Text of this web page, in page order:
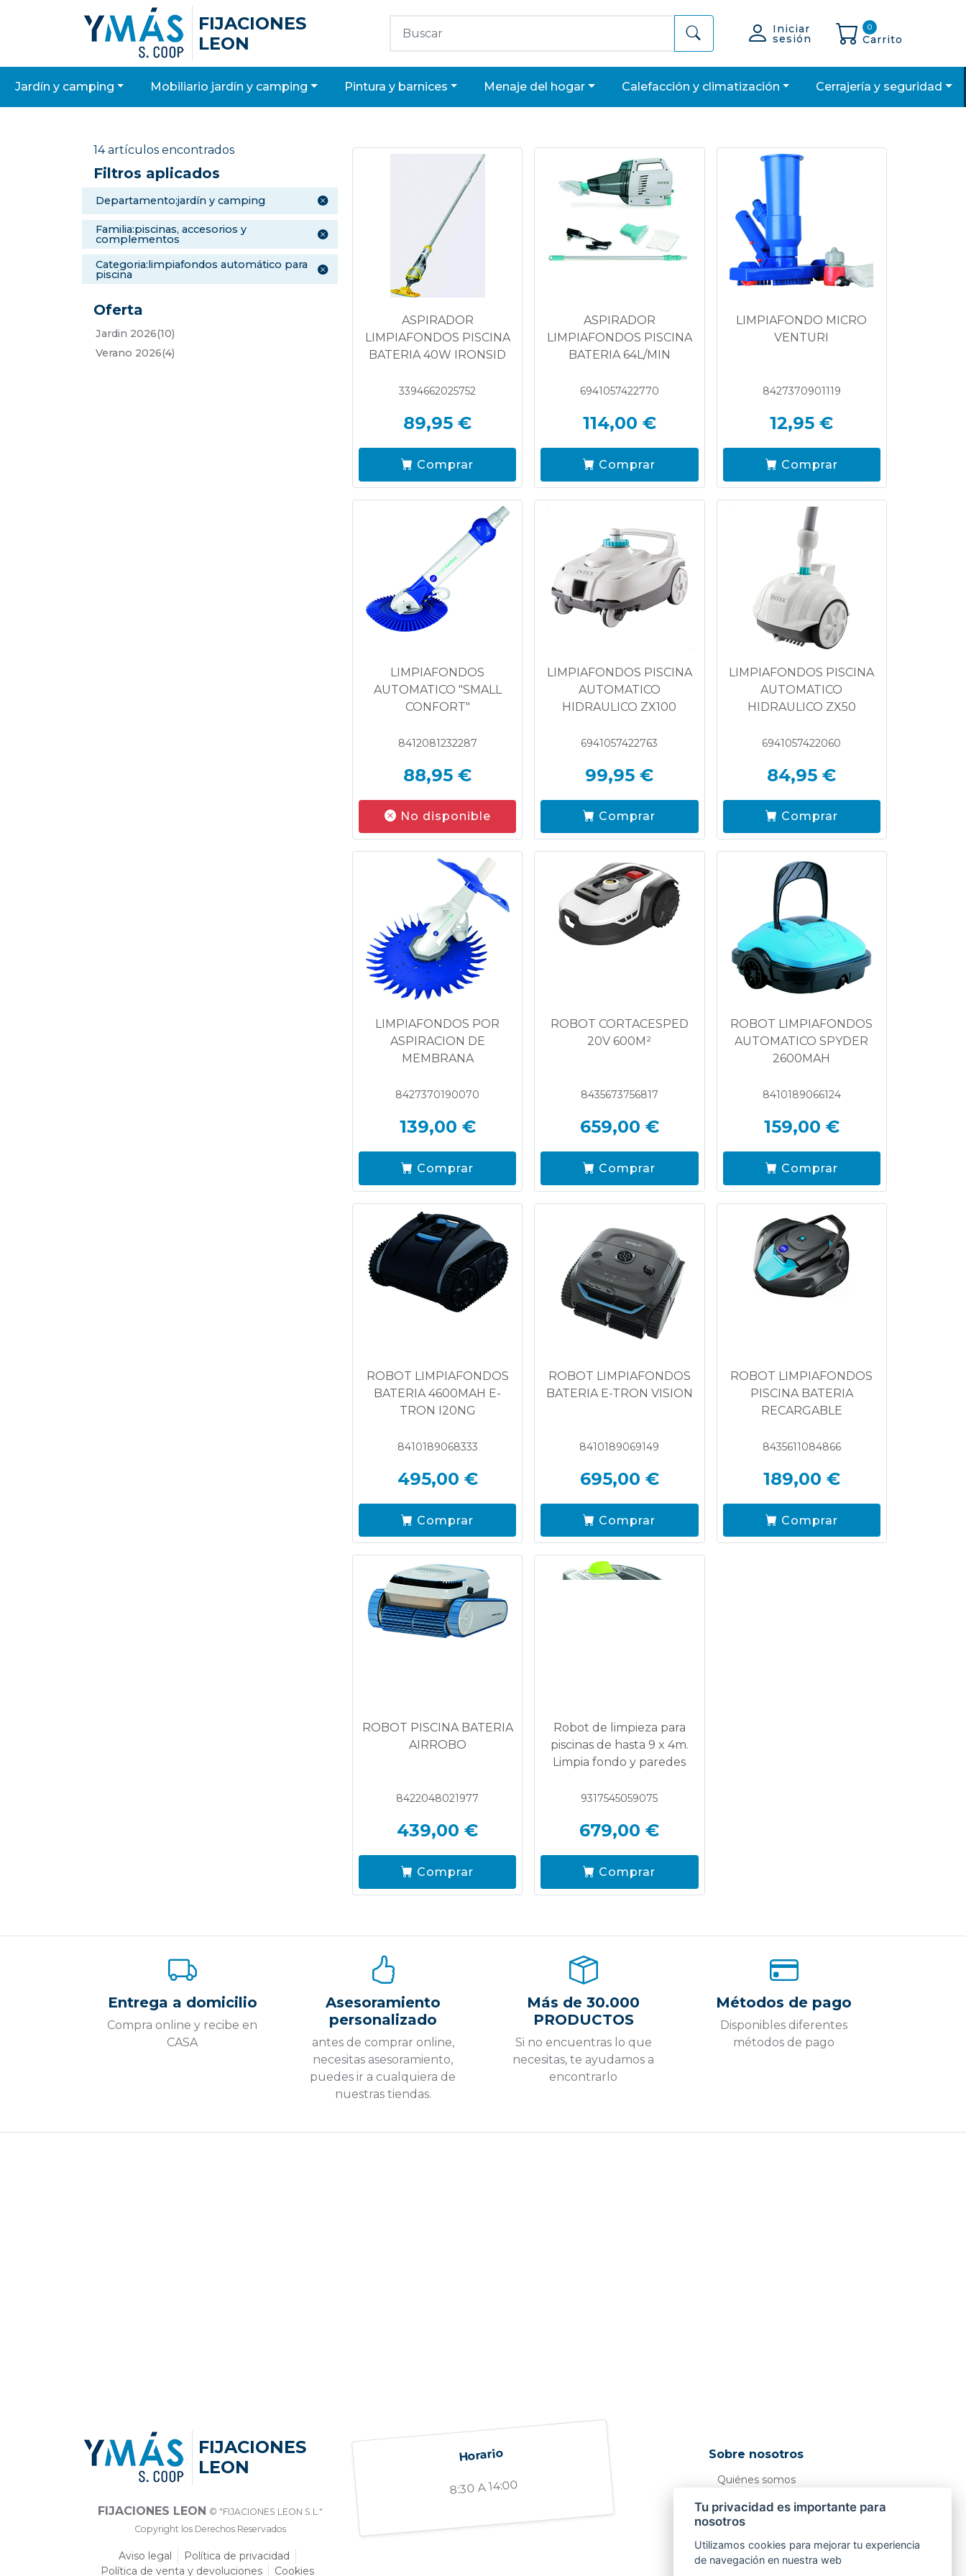
FIJACIONES
LEON
Iniciar
sesión
0
Carrito
jardín y camping mobiliario jardín y camping pintura y barnices menaje del hogar calefacción y climatización cerrajería y seguridad
14 artículos encontrados
Filtros aplicados
departamento:jardín y camping
familia:piscinas, accesorios y
complementos
categoria:limpiafondos automático para
piscina
Oferta
jardin 2026(10)
verano 2026(4)
ASPIRADOR
LIMPIAFONDOS PISCINA
BATERIA 40W IRONSID
3394662025752
89,95 €
Comprar
ASPIRADOR
LIMPIAFONDOS PISCINA
BATERIA 64L/MIN
6941057422770
114,00 €
Comprar
LIMPIAFONDO MICRO
VENTURI
8427370901119
12,95 €
Comprar
LIMPIAFONDOS
AUTOMATICO "SMALL
CONFORT"
8412081232287
88,95 €
No disponible
LIMPIAFONDOS PISCINA
AUTOMATICO
HIDRAULICO ZX100
6941057422763
99,95 €
Comprar
LIMPIAFONDOS PISCINA
AUTOMATICO
HIDRAULICO ZX50
6941057422060
84,95 €
Comprar
LIMPIAFONDOS POR
ASPIRACION DE
MEMBRANA
8427370190070
139,00 €
Comprar
ROBOT CORTACESPED
20V 600M²
8435673756817
659,00 €
Comprar
ROBOT LIMPIAFONDOS
AUTOMATICO SPYDER
2600MAH
8410189066124
159,00 €
Comprar
ROBOT LIMPIAFONDOS
BATERIA 4600MAH E-
TRON I20NG
8410189068333
495,00 €
Comprar
ROBOT LIMPIAFONDOS
BATERIA E-TRON VISION
8410189069149
695,00 €
Comprar
ROBOT LIMPIAFONDOS
PISCINA BATERIA
RECARGABLE
8435611084866
189,00 €
Comprar
ROBOT PISCINA BATERIA
AIRROBO
8422048021977
439,00 €
Comprar
Robot de limpieza para
piscinas de hasta 9 x 4m.
Limpia fondo y paredes
9317545059075
679,00 €
Comprar
Entrega a domicilio
Compra online y recibe en
CASA
Asesoramiento
personalizado
antes de comprar online,
necesitas asesoramiento,
puedes ir a cualquiera de
nuestras tiendas.
Más de 30.000
PRODUCTOS
Si no encuentras lo que
necesitas, te ayudamos a
encontrarlo
Métodos de pago
Disponibles diferentes
métodos de pago
FIJACIONES
LEON
FIJACIONES LEON © "FIJACIONES LEON S.L."
Copyright los Derechos Reservados
Aviso legal
Política de privacidad
Política de venta y devoluciones
Cookies
Horario
8:30 A 14:00
Sobre nosotros
Quiénes somos
Tu privacidad es importante para
nosotros
Utilizamos cookies para mejorar tu experiencia
de navegación en nuestra web